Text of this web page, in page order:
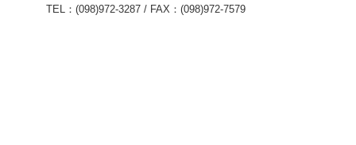
TEL：(098)972-3287 / FAX：(098)972-7579